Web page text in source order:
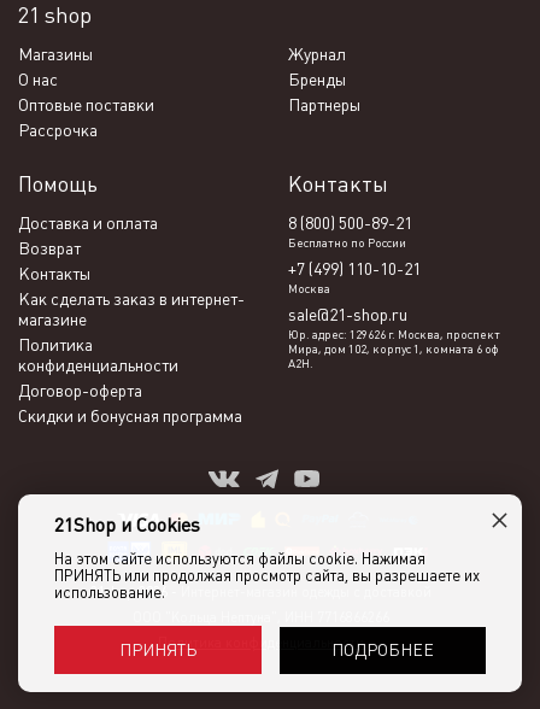
21 shop
Магазины
Журнал
О нас
Бренды
Оптовые поставки
Партнеры
Рассрочка
Помощь
Доставка и оплата
Возврат
Контакты
Как сделать заказ в интернет-
магазине
Политика
конфиденциальности
Договор-оферта
Скидки и бонусная программа
Контакты
8 (800) 500-89-21
Бесплатно по России
+7 (499) 110-10-21
Москва
sale@21-shop.ru
Юр. адрес: 129626 г. Москва, проспект
Мира, дом 102, корпус 1, комната 6 оф
А2Н.
21shop 2026 -
Политика конфиденциальности
21Shop и Cookies
На этом сайте используются файлы cookie. Нажимая
ПРИНЯТЬ или продолжая просмотр сайта, вы разрешаете их
использование.
ПРИНЯТЬ ПОДРОБНЕЕ
×